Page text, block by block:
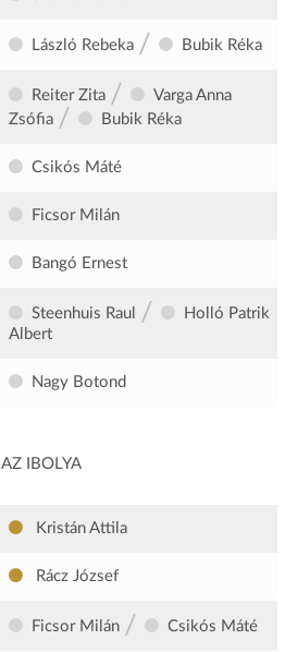
László Rebeka / Bubik Réka
Reiter Zita /
Varga Anna
Zsófia / Bubik Réka
Csikós Máté
Ficsor Milán
Bangó Ernest
Steenhuis Raul /
Holló Patrik
Albert
Nagy Botond
AZ IBOLYA
Kristán Attila
Rácz József
Ficsor Milán / Csikós Máté